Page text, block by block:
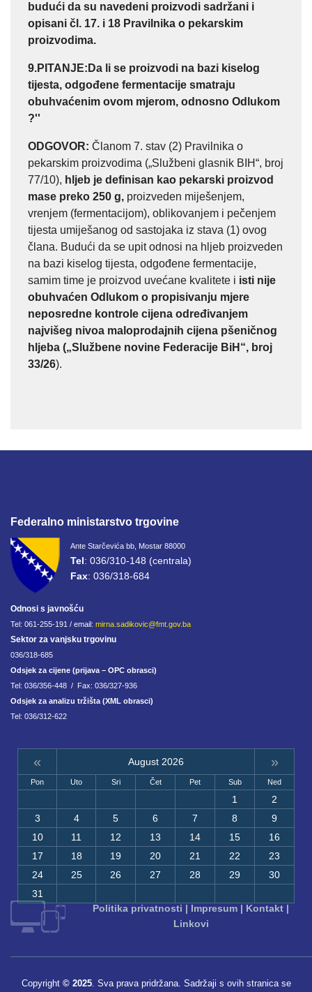
budući da su navedeni proizvodi sadržani i
opisani čl. 17. i 18 Pravilnika o pekarskim
proizvodima.
9.PITANJE: Da li se proizvodi na bazi kiselog
tijesta, odgođene fermentacije smatraju
obuhvaćenim ovom mjerom, odnosno Odlukom
?''
ODGOVOR: Članom 7. stav (2) Pravilnika o
pekarskim proizvodima („Službeni glasnik BIH“, broj
77/10), hljeb je definisan kao pekarski proizvod
mase preko 250 g, proizveden miješenjem,
vrenjem (fermentacijom), oblikovanjem i pečenjem
tijesta umiješanog od sastojaka iz stava (1) ovog
člana. Budući da se upit odnosi na hljeb proizveden
na bazi kiselog tijesta, odgođene fermentacije,
samim time je proizvod uvećane kvalitete i isti nije
obuhvaćen Odlukom o propisivanju mjere
neposredne kontrole cijena određivanjem
najvišeg nivoa maloprodajnih cijena pšeničnog
hljeba („Službene novine Federacije BiH“, broj
33/26).
Federalno ministarstvo trgovine
Ante Starčevića bb, Mostar 88000
Tel: 036/310-148 (centrala)
Fax: 036/318-684
Odnosi s javnošću
Tel: 061-255-191 / email: mirna.sadikovic@fmt.gov.ba
Sektor za vanjsku trgovinu
036/318-685
Odsjek za cijene (prijava – OPC obrasci)
Tel: 036/356-448 / Fax: 036/327-936
Odsjek za analizu tržišta (XML obrasci)
Tel: 036/312-622
« August 2026 »
Pon Uto Sri Čet Pet Sub Ned
1
2
3
4 5 6 7 8
9
10
11 12 13 14 15
16
17
18 19 20 21 22
23
24
25 26 27 28 29
30
31
Politika privatnosti | Impresum | Kontakt |
Linkovi
Copyright © 2025. Sva prava pridržana. Sadržaji s ovih stranica se